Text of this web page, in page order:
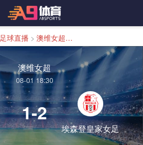
足球直播 > 澳维女超直播
澳维女超
08-01 18:30
1-2
埃森登皇家女足